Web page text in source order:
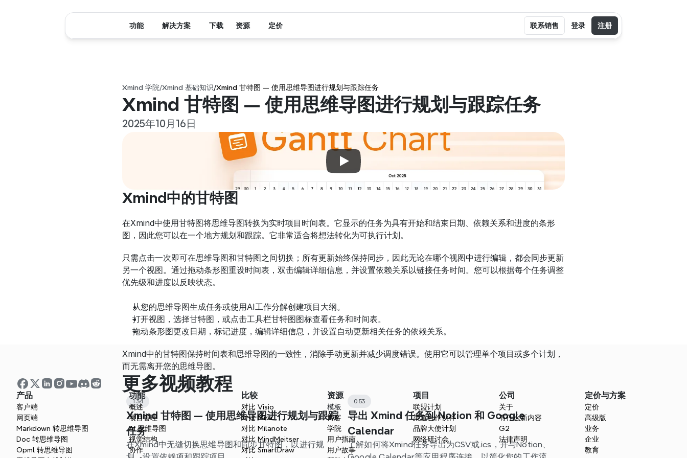
Xmind 学院/Xmind 基础知识/Xmind 甘特图 — 使用思维导图进行规划与跟踪任务
Xmind 甘特图 — 使用思维导图进行规划与跟踪任务
2025年10月16日
Xmind中的甘特图
在Xmind中使用甘特图将思维导图转换为实时项目时间表。它显示的任务为具有开始和结束日期、依赖关系和进度的条形
图，因此您可以在一个地方规划和跟踪。它非常适合将想法转化为可执行计划。
只需点击一次即可在思维导图和甘特图之间切换；所有更新始终保持同步，因此无论在哪个视图中进行编辑，都会同步更新
另一个视图。通过拖动条形图重设时间表，双击编辑详细信息，并设置依赖关系以链接任务时间。您可以根据每个任务调整
优先级和进度以反映状态。
从您的思维导图生成任务或使用AI工作分解创建项目大纲。
打开视图，选择甘特图，或点击工具栏甘特图图标查看任务和时间表。
拖动条形图更改日期，标记进度，编辑详细信息，并设置自动更新相关任务的依赖关系。
Xmind中的甘特图保持时间表和思维导图的一致性，消除手动更新并减少调度错误。使用它可以管理单个项目或多个计划，
而无需离开您的思维导图。
更多视频教程
1:34
Xmind 甘特图 — 使用思维导图进行规划与跟踪
任务
在Xmind中无缝切换思维导图和同步甘特图，以进行规
0:53
导出 Xmind 任务到 Notion 和 Google
Calendar
了解如何将Xmind任务导出为CSV或.ics，并与Notion、
产品
客户端
网页端
Markdown 转思维导图
Doc 转思维导图
Opml 转思维导图
功能
概述
项目管理
AI 思维导图
视觉结构
协作
比较
对比 Visio
对比 Miro
对比 Milanote
对比 MindMeitser
对比 SmartDraw
资源
模板
博客
学院
用户指南
用户故事
项目
联盟计划
渠道合作伙伴
品牌大使计划
网络研讨会
公司
关于
有什么新内容
G2
法律声明
定价与方案
定价
高级版
业务
企业
教育
功能 解决方案 下载 资源 定价 联系销售 登录 注册